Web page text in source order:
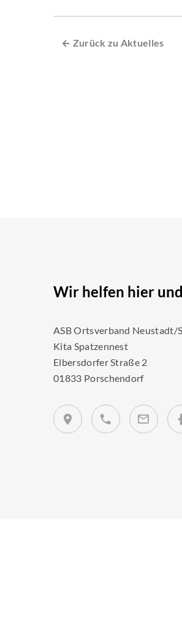
← Zurück zu Aktuelles
Wir helfen hier
ASB Ortsverband Neustadt/
Kita Spatzennest
Elbersdorfer Straße 2
01833 Porschendorf